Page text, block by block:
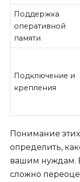
Поддержка
оперативной
памяти
Подключение и
крепления
Понимание
определить,
вашим нуждам.
сложно